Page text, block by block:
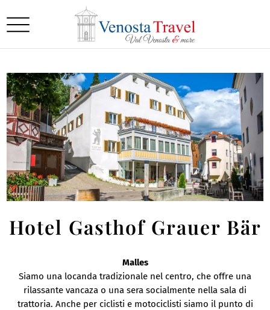
Hotel Gasthof Grauer Bär
Malles
Siamo una locanda tradizionale nel centro, che offre una
rilassante vancaza o una sera socialmente nella sala di
trattoria. Anche per ciclisti e motociclisti siamo il punto di